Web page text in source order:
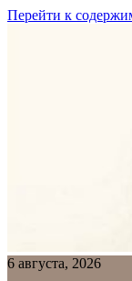
Перейти к
6 августа, 2026